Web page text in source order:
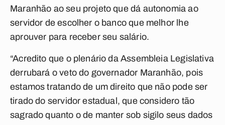
Maranhão ao seu projeto que dá autonomia ao
servidor de escolher o banco que melhor lhe
aprouver para receber seu salário.
“Acredito que o plenário da Assembleia Legislativa
derrubará o veto do governador Maranhão, pois
estamos tratando de um direito que não pode ser
tirado do servidor estadual, que considero tão
sagrado quanto o de manter sob sigilo seus dados